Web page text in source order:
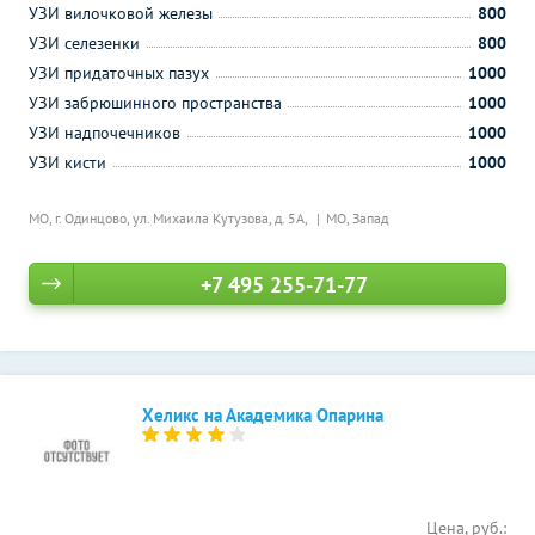
МО, г. Одинцово, ул. Михаила Кутузова, д. 5А, МО, Запад
УЗИ вилочковой железы
800
УЗИ селезенки
800
УЗИ придаточных пазух
1000
УЗИ забрюшинного пространства
1000
УЗИ надпочечников
1000
УЗИ кисти
1000
+7 495 255-71-77
Хеликс на Академика Опарина
Цена, руб.: